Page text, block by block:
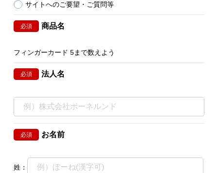
サイトへのご要望・ご質問等
必須 商品名
フィンガーカード 5まで数えよう
必須 法人名
必須 お名前
姓：